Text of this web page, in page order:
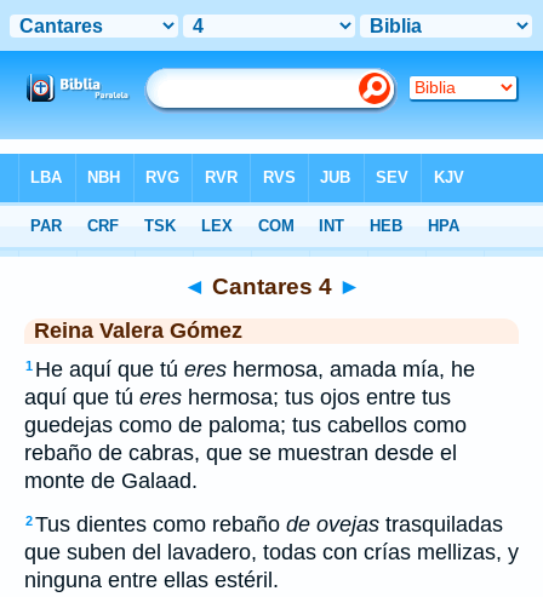
>RVG> Cantares 4
◄ Cantares 4 ►
Reina Valera Gómez
1 He aquí que tú eres hermosa, amada mía, he
aquí que tú eres hermosa; tus ojos entre tus
guedejas como de paloma; tus cabellos como
rebaño de cabras, que se muestran desde el
monte de Galaad.
2Tus dientes como rebaño de ovejas trasquiladas
que suben del lavadero, todas con crías mellizas, y
ninguna entre ellas estéril.